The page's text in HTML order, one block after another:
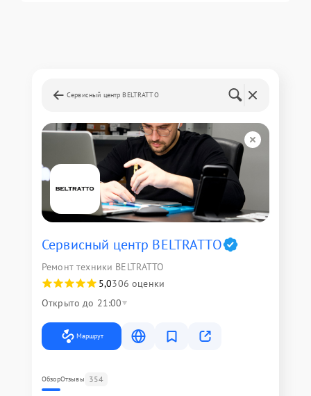
Сервисный центр BELTRATTO
Сервисный центр BELTRATTO
Ремонт техники BELTRATTO
5,0306 оценки
Открыто до 21:00
Маршрут
ОбзорОтзывы 354